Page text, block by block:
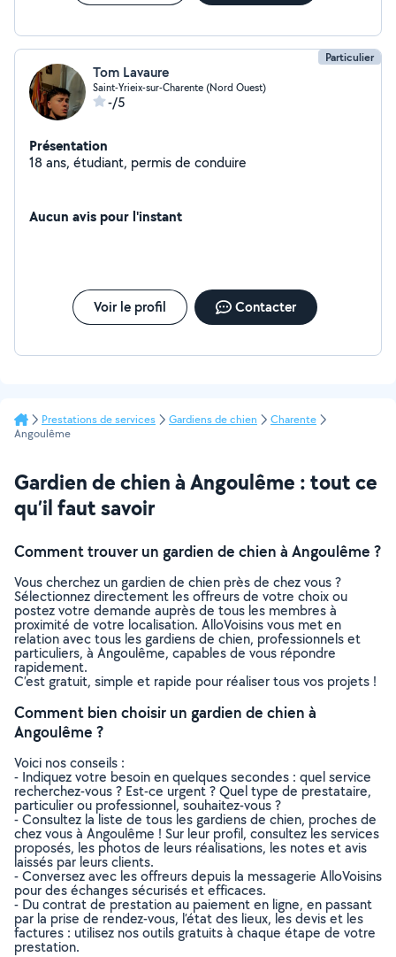
Particulier
Tom Lavaure
Saint-Yrieix-sur-Charente (Nord Ouest)
-/5
Présentation
18 ans, étudiant, permis de conduire
Aucun avis pour l'instant
Voir le profil Contacter
Prestations de services Gardiens de chien
Charente
Angoulême
Gardien de chien à Angoulême : tout ce
qu’il faut savoir
Comment trouver un gardien de chien à Angoulême ?
Vous cherchez un gardien de chien près de chez vous ?
Sélectionnez directement les offreurs de votre choix ou
postez votre demande auprès de tous les membres à
proximité de votre localisation. AlloVoisins vous met en
relation avec tous les gardiens de chien, professionnels et
particuliers, à Angoulême, capables de vous répondre
rapidement.
C’est gratuit, simple et rapide pour réaliser tous vos projets !
Comment bien choisir un gardien de chien à
Angoulême ?
Voici nos conseils :
- Indiquez votre besoin en quelques secondes : quel service
recherchez-vous ? Est-ce urgent ? Quel type de prestataire,
particulier ou professionnel, souhaitez-vous ?
- Consultez la liste de tous les gardiens de chien, proches de
chez vous à Angoulême ! Sur leur profil, consultez les services
proposés, les photos de leurs réalisations, les notes et avis
laissés par leurs clients.
- Conversez avec les offreurs depuis la messagerie AlloVoisins
pour des échanges sécurisés et efficaces.
- Du contrat de prestation au paiement en ligne, en passant
par la prise de rendez-vous, l’état des lieux, les devis et les
factures : utilisez nos outils gratuits à chaque étape de votre
prestation.